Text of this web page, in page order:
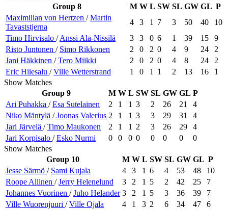
Group 8
M W L SW SL GW GL P
Maximilian von Hertzen /Martin
Tavaststjerna
4 3 1 7 3 50 40
10
Timo Hirvisalo /Anssi Ala-Nissilä 3 3 0 6 1 39 15
9
Risto Juntunen / Simo Rikkonen 2 0 2 0 4 9 24
2
Jani Häkkinen /Tero Miikki 2 0 2 0 4 8 24
2
Eric Hiiesalu /Ville Wetterstrand 1 0 1 1 2 13 16
1
Show Matches
Group 9
M W L SW SL GW GL P
Ari Puhakka /Esa Sutelainen 2 1 1 3 2 26 21
4
Niko Mäntylä /Joonas Valerius 2 1 1 3 3 29 31
4
Jari Järvelä /Timo Maukonen 2 1 1 2 3 26 29
4
Jari Korpisalo /Esko Nurmi 0 0 0 0 0 0 0
0
Show Matches
Group 10
M W L SW SL GW GL P
Jesse Särmö / Sami Kujala 4 3 1 6 4 53 48
10
Roope Allinen /Jerry Helenelund 3 2 1 5 2 42 25
7
Johannes Vuorinen /Juho Helander 3 2 1 5 3 36 39
7
Ville Wuorenjuuri /Ville Ojala 4 1 3 2 6 34 47
6